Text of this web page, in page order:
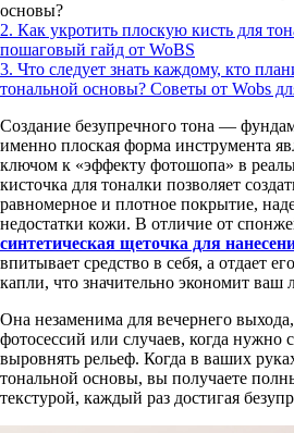
основы?
2. Как укротить плоскую кисть для
пошаговый гайд от WoBS
3. Что следует знать каждому, кто
тональной основы? Советы от Wobs
Создание безупречного тона —
именно плоская форма инструмента
ключом к «эффекту фотошопа» в
кисточка для тоналки позволяет
равномерное и плотное покрытие,
недостатки кожи. В отличие от
синтетическая щеточка для
впитывает средство в себя, а отдает
капли, что значительно экономит
Она незаменима для вечернего
фотосессий или случаев, когда нужно
выровнять рельеф. Когда в ваших
тональной основы, вы получаете
текстурой, каждый раз достигая